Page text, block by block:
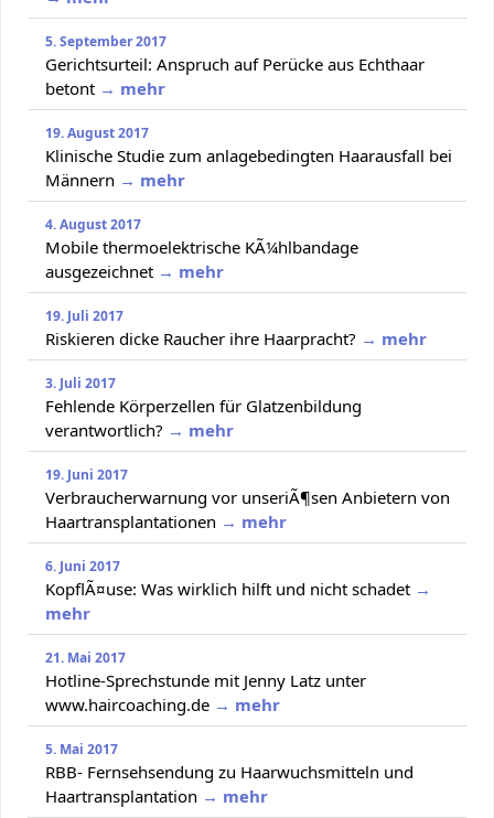
5. September 2017
Gerichtsurteil: Anspruch auf Perücke aus Echthaar
betont → mehr
19. August 2017
Klinische Studie zum anlagebedingten Haarausfall bei
Männern → mehr
4. August 2017
Mobile thermoelektrische KÃ¼hlbandage
ausgezeichnet → mehr
19. Juli 2017
Riskieren dicke Raucher ihre Haarpracht? → mehr
3. Juli 2017
Fehlende Körperzellen für Glatzenbildung
verantwortlich? → mehr
19. Juni 2017
Verbraucherwarnung vor unseriÃ¶sen Anbietern von
Haartransplantationen → mehr
6. Juni 2017
KopflÃ¤use: Was wirklich hilft und nicht schadet →
mehr
21. Mai 2017
Hotline-Sprechstunde mit Jenny Latz unter
www.haircoaching.de → mehr
5. Mai 2017
RBB- Fernsehsendung zu Haarwuchsmitteln und
Haartransplantation → mehr